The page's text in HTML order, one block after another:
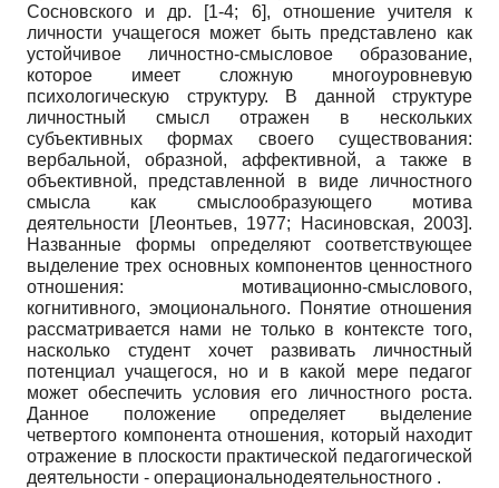
Сосновского и др. [1-4; 6], отношение учителя к
личности учащегося может быть представлено как
устойчивое личностно-смысловое образование,
которое имеет сложную многоуровневую
психологическую структуру. В данной структуре
личностный смысл отражен в нескольких
субъективных формах своего существования:
вербальной, образной, аффективной, а также в
объективной, представленной в виде личностного
смысла как смыслообразующего мотива
деятельности
[Леонтьев, 1977; Насиновская, 2003].
Названные формы определяют соответствующее
выделение трех основных компонентов ценностного
отношения: мотивационно-смыслового,
когнитивного, эмоционального. Понятие отношения
рассматривается нами не только в контексте того,
насколько студент хочет развивать личностный
потенциал учащегося, но и в какой мере педагог
может обеспечить условия его личностного роста.
Данное положение определяет выделение
четвертого компонента отношения, который находит
отражение в плоскости практической педагогической
деятельности - операционально­деятельностного .